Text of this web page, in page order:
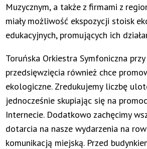
Muzycznym, a także z firmami z
miały możliwość ekspozycji stoisk
edukacyjnych, promujących ich
Toruńska Orkiestra Symfoniczna
przedsięwzięcia również chce
ekologiczne. Zredukujemy liczbę
jednocześnie skupiając się na
Internecie. Dodatkowo zachęcimy
dotarcia na nasze wydarzenia na
komunikacją miejską. Przed